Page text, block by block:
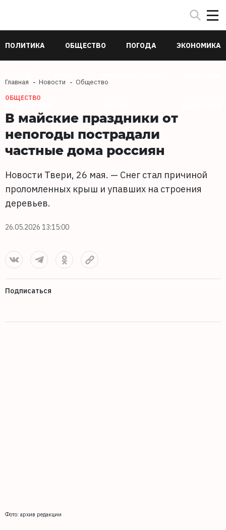
ПОЛИТИКА ОБЩЕСТВО ПОГОДА ЭКОНОМИКА
Главная Новости Общество
ОБЩЕСТВО
В майские праздники от
непогоды пострадали
частные дома россиян
Новости Твери, 26 мая. — Снег стал причиной
проломленных крыш и упавших на строения
деревьев.
26.05.2026 13:15:00
Подписаться
Фото: архив редакции